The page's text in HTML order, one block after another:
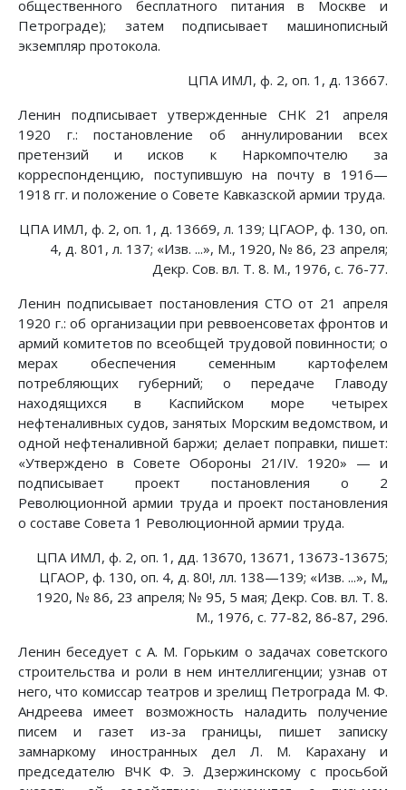
общественного бесплатного питания в Москве и
Петрограде); затем подписывает машинописный
экземпляр протокола.
ЦПА ИМЛ, ф. 2, оп. 1, д. 13667.
Ленин подписывает утвержденные СНК 21 апреля
1920 г.: постановление об аннулировании всех
претензий и исков к Наркомпочтелю за
корреспонденцию, поступившую на почту в 1916—
1918 гг. и положение о Совете Кавказской армии труда.
ЦПА ИМЛ, ф. 2, оп. 1, д. 13669, л. 139; ЦГАОР, ф. 130, оп.
4, д. 801, л. 137; «Изв. ...», М., 1920, № 86, 23 апреля;
Декр. Сов. вл. Т. 8. М., 1976, с. 76-77.
Ленин подписывает постановления СТО от 21 апреля
1920 г.: об организации при реввоенсоветах фронтов и
армий комитетов по всеобщей трудовой повинности; о
мерах обеспечения семенным картофелем
потребляющих губерний; о передаче Главоду
находящихся в Каспийском море четырех
нефтеналивных судов, занятых Морским ведомством, и
одной нефтеналивной баржи; делает поправки, пишет:
«Утверждено в Совете Обороны 21/IV. 1920» — и
подписывает проект постановления о 2
Революционной армии труда и проект постановления
о составе Совета 1 Революционной армии труда.
ЦПА ИМЛ, ф. 2, оп. 1, дд. 13670, 13671, 13673-13675;
ЦГАОР, ф. 130, оп. 4, д. 80!, лл. 138—139; «Изв. ...», М„
1920, № 86, 23 апреля; № 95, 5 мая; Декр. Сов. вл. Т. 8.
М., 1976, с. 77-82, 86-87, 296.
Ленин беседует с А. М. Горьким о задачах советского
строительства и роли в нем интеллигенции; узнав от
него, что комиссар театров и зрелищ Петрограда М. Ф.
Андреева имеет возможность наладить получение
писем и газет из-за границы, пишет записку
замнаркому иностранных дел Л. М. Карахану и
председателю ВЧК Ф. Э. Дзержинскому с просьбой